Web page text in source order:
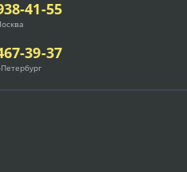
41-55
39-37